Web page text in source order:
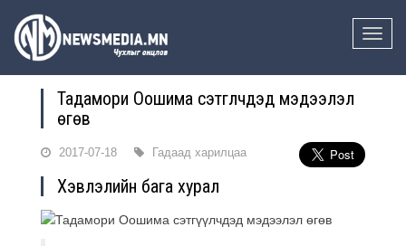
Toggle
Тадамори Оошима сэтгүүлчдэд мэдээлэл
өгөв
2017-07-18 Гадаад харилцаа
Хэвлэлийн бага хурал